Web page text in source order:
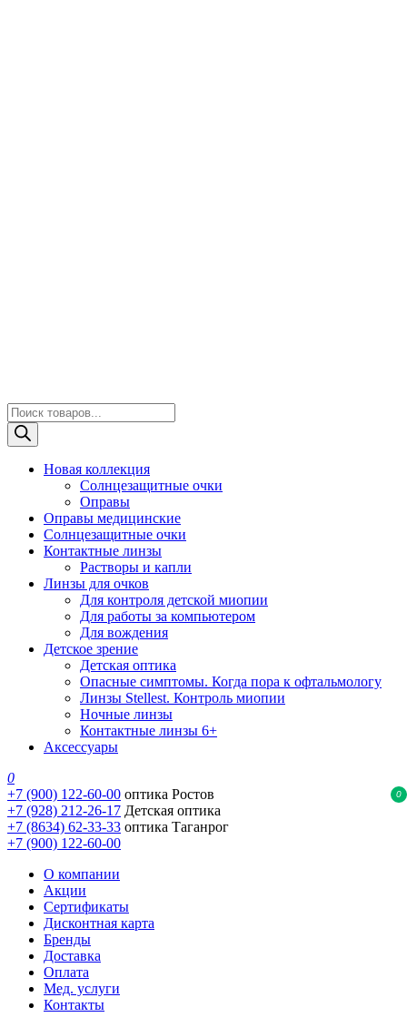
Поиск
товаров
Новая коллекция
Солнцезащитные очки
Оправы
Оправы медицинские
Солнцезащитные очки
Контактные линзы
Растворы и капли
Линзы для очков
Для контроля детской миопии
Для работы за компьютером
Для вождения
Детское зрение
Детская оптика
Опасные симптомы. Когда пора к офтальмологу
Линзы Stellest. Контроль миопии
Ночные линзы
Контактные линзы 6+
Аксессуары
0
0
+7 (900) 122-60-00 оптика Ростов
+7 (928) 212-26-17 Детская оптика
+7 (8634) 62-33-33 оптика Таганрог
+7 (900) 122-60-00
О компании
Акции
Сертификаты
Дисконтная карта
Бренды
Доставка
Оплата
Мед. услуги
Контакты